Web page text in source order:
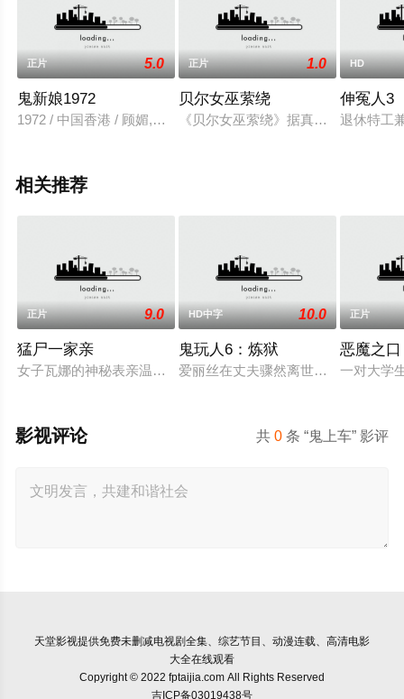
正片 5.0
鬼新娘1972
1972 / 中国香港 / 顾媚,杨帆,邢慧,雷鸣,常枫
正片 1.0
贝尔女巫萦绕
《贝尔女巫萦绕》据真实事件改编
HD
伸冤人3
退休特工
相关推荐
正片 9.0
猛尸一家亲
女子瓦娜的神秘表亲温思罗普突然仓皇登门，身后还跟着一个来
HD中字 10.0
鬼玩人6：炼狱
爱丽丝在丈夫骤然离世后深陷悲痛，
正片
恶魔之口
一对大学
共0 条 “鬼上车” 影评
影视评论
天堂影视提供免费未删减电视剧全集、综艺节目、动漫连载、高清电影
大全在线观看
Copyright © 2022 fptaijia.com All Rights Reserved
吉ICP备03019438号